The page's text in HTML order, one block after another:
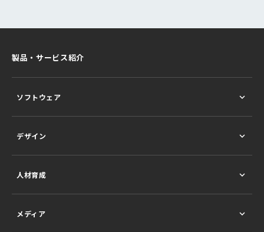
製品・サービス紹介
ソフトウェア
デザイン
人材育成
メディア